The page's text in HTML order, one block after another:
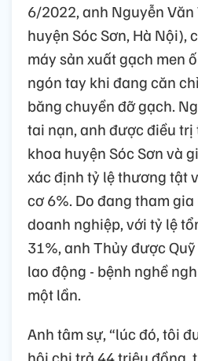
6/2022, anh Nguyễn
huyện Sóc Sơn, Hà Nội),
máy sản xuất gạch men
ngón tay khi đang căn
băng chuyền đỡ gạch.
tai nạn, anh được điều
khoa huyện Sóc Sơn và
xác định tỷ lệ thương tật
cơ 6%. Do đang tham
doanh nghiệp, với tỷ lệ
31%, anh Thủy được
lao động - bệnh nghề
một lần.
Anh tâm sự, “lúc đó, tôi